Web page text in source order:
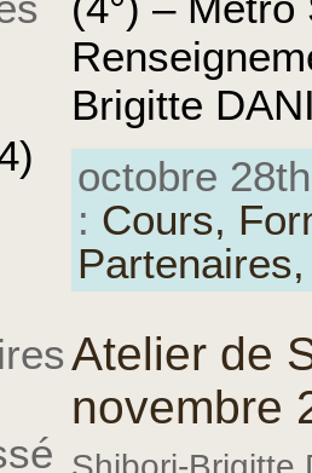
Brigitte
octobre
: Cours,
Atelier de
novembre